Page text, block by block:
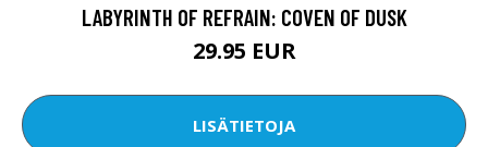
LABYRINTH OF REFRAIN: COVEN OF DUSK
29.95 EUR
LISÄTIETOJA